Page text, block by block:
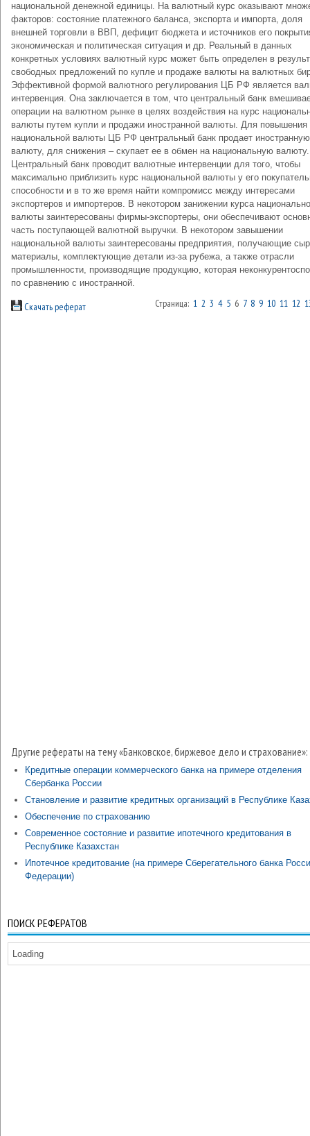
национальной денежной единицы. На валютный курс оказывают
факторов: состояние платежного баланса, экспорта и импорта, доля
внешней торговли в ВВП, дефицит бюджета и источников его
экономическая и политическая ситуация и др. Реальный в данных
конкретных условиях валютный курс может быть определен в
свободных предложений по купле и продаже валюты на валютных
Эффективной формой валютного регулирования ЦБ РФ является
интервенция. Она заключается в том, что центральный банк
операции на валютном рынке в целях воздействия на курс
валюты путем купли и продажи иностранной валюты. Для повышения
национальной валюты ЦБ РФ центральный банк продает иностранную
валюту, для снижения – скупает ее в обмен на национальную валюту.
Центральный банк проводит валютные интервенции для того, чтобы
максимально приблизить курс национальной валюты у его
способности и в то же время найти компромисс между интересами
экспортеров и импортеров. В некотором занижении курса
валюты заинтересованы фирмы-экспортеры, они обеспечивают
часть поступающей валютной выручки. В некотором завышении
национальной валюты заинтересованы предприятия, получающие
материалы, комплектующие детали из-за рубежа, а также отрасли
промышленности, производящие продукцию, которая
по сравнению с иностранной.
Скачать реферат Страница: 1 2 3 4 5 6 7 8 9 10 11 12
Другие рефераты на тему «Банковское, биржевое дело и страхование»:
Кредитные операции коммерческого банка на примере отделения
Сбербанка России
Становление и развитие кредитных организаций в Республике
Обеспечение по страхованию
Современное состояние и развитие ипотечного кредитования в
Республике Казахстан
Ипотечное кредитование (на примере Сберегательного банка
Федерации)
ПОИСК РЕФЕРАТОВ
Loading